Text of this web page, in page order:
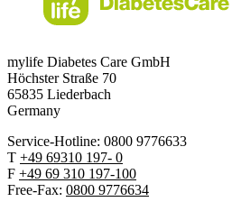
mylife Diabetes Care GmbH
Höchster Straße 70
65835 Liederbach
Germany
Service-Hotline: 0800 9776633
T +49 69310 197- 0
F +49 69 310 197-100
Free-Fax: 0800 9776634